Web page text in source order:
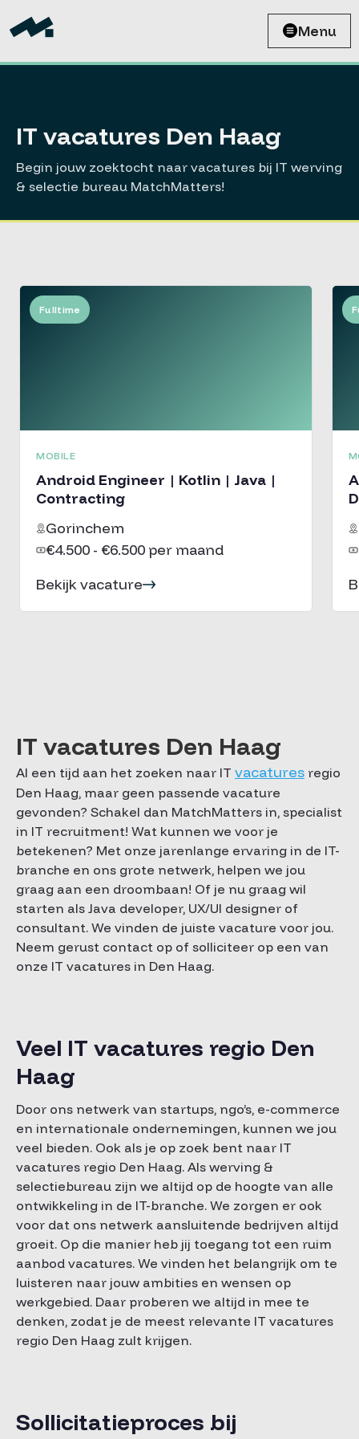
Menu
IT vacatures Den Haag
Begin jouw zoektocht naar vacatures bij IT werving
& selectie bureau MatchMatters!
Fulltime
MOBILE
Android Engineer | Kotlin | Java |
Contracting
Gorinchem
€4.500 - €6.500 per maand
Bekijk vacature
IT vacatures Den Haag
Al een tijd aan het zoeken naar IT vacatures regio
Den Haag, maar geen passende vacature
gevonden? Schakel dan MatchMatters in, specialist
in IT recruitment! Wat kunnen we voor je
betekenen? Met onze jarenlange ervaring in de IT-
branche en ons grote netwerk, helpen we jou
graag aan een droombaan! Of je nu graag wil
starten als Java developer, UX/UI designer of
consultant. We vinden de juiste vacature voor jou.
Neem gerust contact op of solliciteer op een van
onze IT vacatures in Den Haag.
Veel IT vacatures regio Den
Haag
Door ons netwerk van startups, ngo’s, e-commerce
en internationale ondernemingen, kunnen we jou
veel bieden. Ook als je op zoek bent naar IT
vacatures regio Den Haag. Als werving &
selectiebureau zijn we altijd op de hoogte van alle
ontwikkeling in de IT-branche. We zorgen er ook
voor dat ons netwerk aansluitende bedrijven altijd
groeit. Op die manier heb jij toegang tot een ruim
aanbod vacatures. We vinden het belangrijk om te
luisteren naar jouw ambities en wensen op
werkgebied. Daar proberen we altijd in mee te
denken, zodat je de meest relevante IT vacatures
regio Den Haag zult krijgen.
Sollicitatieproces bij